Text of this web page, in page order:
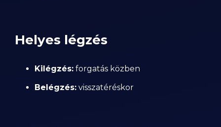
Helyes légzés
Kilégzés: forgatás közben
Belégzés: visszatéréskor